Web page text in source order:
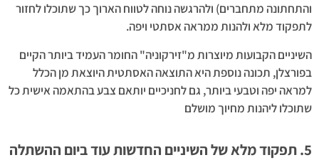
והתחתונה מתחברים) ולהרגשה נוחה לטווח הארוך כך שתוכלו לחזור
לתפקוד מלא ולהנות ממראה אסתטי ויפה.
השיניים הקבועות מיוצרות מ"זירקוניה" החומר העמיד ביותר הקיים
בפורצלן, תכונה נוספת היא התוצאה האסתטית היוצאת מן הכלל
למראה יפה וטבעי ביותר, גם לחניכיים יותאם צבע בהתאמה אישית כל
שתוכלו ליהנות מחיוך מושלם
5. תפקוד מלא של השיניים החדשות עוד ביום ההשתלה